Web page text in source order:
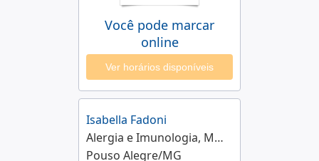
Você pode marcar
online
Ver horários disponíveis
Isabella Fadoni
Alergia e Imunologia, Medicina Geral Comunitária
Pouso Alegre/MG